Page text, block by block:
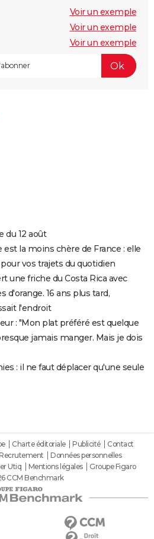
Voir un exemple
Voir un exemple
Voir un exemple
du 12 août
la moins chère de France : elle
vos trajets du quotidien
une friche du Costa Rica avec
d'orange. 16 ans plus tard,
l'endroit
: "Mon plat préféré est quelque
jamais manger. Mais je dois
: il ne faut déplacer qu'une seule
Charte éditoriale Publicité
Contact
Recrutement
Données personnelles
Utiq Mentions légales
Groupe Figaro
CCM Benchmark